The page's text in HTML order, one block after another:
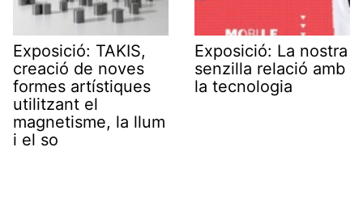
Exposició: TAKIS,
creació de noves
formes artístiques
utilitzant el
magnetisme, la llum
i el so
Exposició: La nostra
senzilla relació amb
la tecnologia